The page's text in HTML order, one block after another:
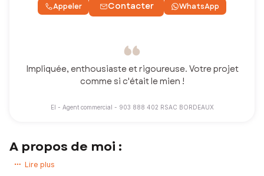
Appeler Contacter WhatsApp
Impliquée, enthousiaste et rigoureuse. Votre projet
comme si c'était le mien !
EI - Agent commercial - 903 888 402 RSAC BORDEAUX
A propos de moi :
Impliquée, enthousiaste et rigoureuse, chaque projet est unique
Lire plus